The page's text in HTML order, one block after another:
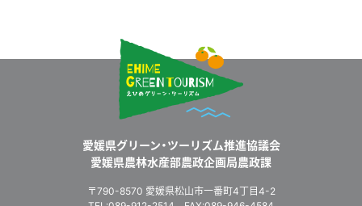
愛媛県グリーン・ツーリズム推進協議会
愛媛県農林水産部農政企画局農政課
〒790-8570 愛媛県松山市一番町4丁目4-2